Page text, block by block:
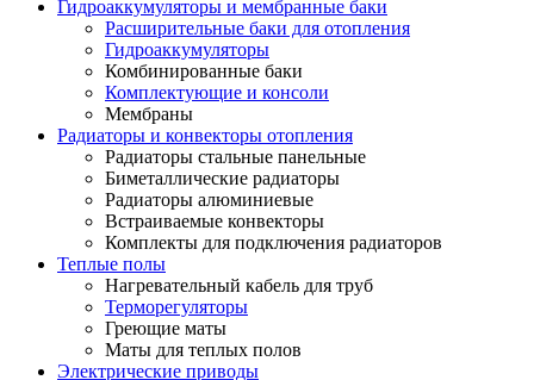
Гидроаккумуляторы и мембранные баки
Расширительные баки для отопления
Гидроаккумуляторы
Комбинированные баки
Комплектующие и консоли
Мембраны
Радиаторы и конвекторы отопления
Радиаторы стальные панельные
Биметаллические радиаторы
Радиаторы алюминиевые
Встраиваемые конвекторы
Комплекты для подключения радиаторов
Теплые полы
Нагревательный кабель для труб
Терморегуляторы
Греющие маты
Маты для теплых полов
Электрические приводы